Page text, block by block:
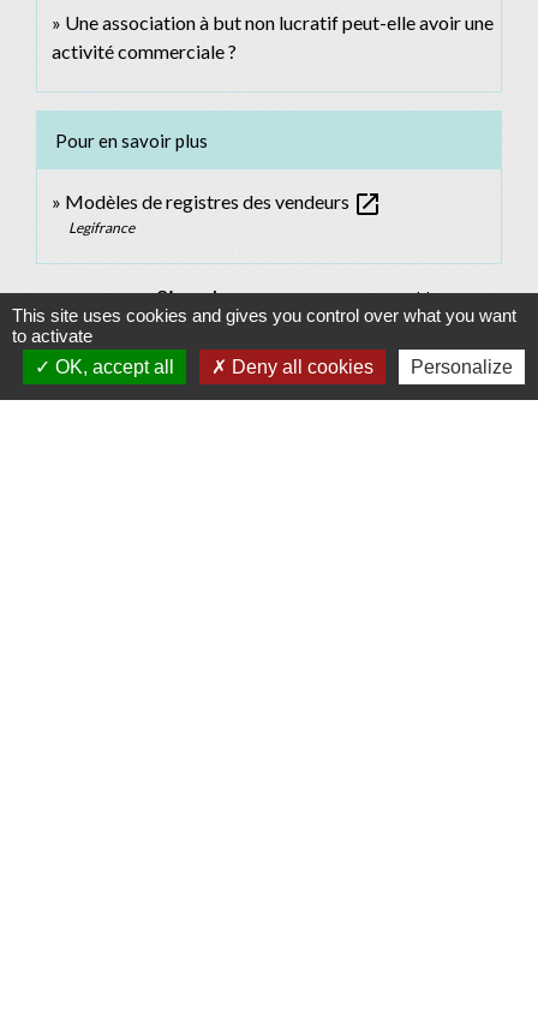
Une association à but non lucratif peut-elle avoir une
activité commerciale ?
Pour en savoir plus
Modèles de registres des vendeurs open_in_new
Legifrance
Signaler une erreur sur cette page
This site uses cookies and gives you control over what you want
to activate
OK, accept all
Deny all cookies Personalize